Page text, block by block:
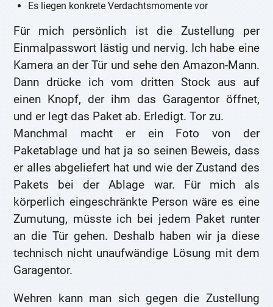
Es liegen konkrete Verdachtsmomente vor
Für mich persönlich ist die Zustellung per
Einmalpasswort lästig und nervig. Ich habe eine
Kamera an der Tür und sehe den Amazon-Mann.
Dann drücke ich vom dritten Stock aus auf
einen Knopf, der ihm das Garagentor öffnet,
und er legt das Paket ab. Erledigt. Tor zu.
Manchmal macht er ein Foto von der
Paketablage und hat ja so seinen Beweis, dass
er alles abgeliefert hat und wie der Zustand des
Pakets bei der Ablage war. Für mich als
körperlich eingeschränkte Person wäre es eine
Zumutung, müsste ich bei jedem Paket runter
an die Tür gehen. Deshalb haben wir ja diese
technisch nicht unaufwändige Lösung mit dem
Garagentor.
Wehren kann man sich gegen die Zustellung